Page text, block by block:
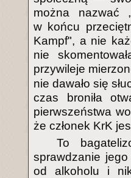
można nazwać
w końcu
Kampf", a nie
nie
przywileje
nie dawało się
czas broniła
pierwszeństwa
że członek KrK
To
sprawdzanie
od alkoholu i